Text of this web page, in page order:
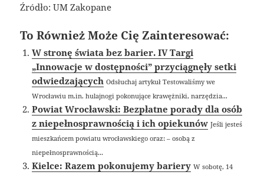
Źródło: UM Zakopane
To Również Może Cię Zainteresować:
W stronę świata bez barier. IV Targi
„Innowacje w dostępności” przyciągnęły setki
odwiedzających Odsłuchaj artykuł Testowaliśmy we
Wrocławiu m.in. hulajnogi pokonujące krawężniki, narzędzia...
Powiat Wrocławski: Bezpłatne porady dla osób
z niepełnosprawnością i ich opiekunów Jeśli jesteś
mieszkańcem powiatu wrocławskiego oraz: – osobą z
niepełnosprawnością...
Kielce: Razem pokonujemy bariery W sobotę, 14